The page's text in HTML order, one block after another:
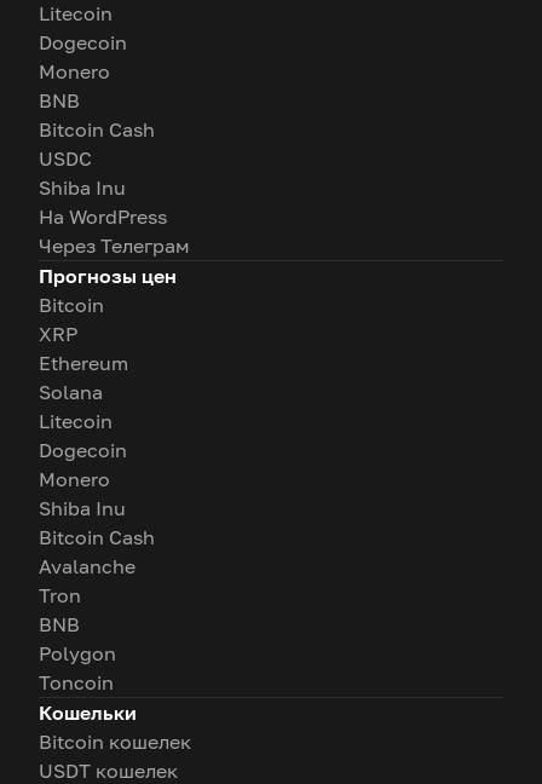
Litecoin
Dogecoin
Monero
BNB
Bitcoin Cash
USDC
Shiba Inu
На WordPress
Через Телеграм
Прогнозы цен
Bitcoin
XRP
Ethereum
Solana
Litecoin
Dogecoin
Monero
Shiba Inu
Bitcoin Cash
Avalanche
Tron
BNB
Polygon
Toncoin
Кошельки
Bitcoin кошелек
USDT кошелек